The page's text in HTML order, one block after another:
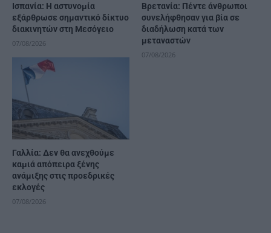
Ισπανία: Η αστυνομία
εξάρθρωσε σημαντικό δίκτυο
διακινητών στη Μεσόγειο
07/08/2026
Βρετανία: Πέντε άνθρωποι
συνελήφθησαν για βία σε
διαδήλωση κατά των
μεταναστών
07/08/2026
Γαλλία: Δεν θα ανεχθούμε
καμιά απόπειρα ξένης
ανάμιξης στις προεδρικές
εκλογές
07/08/2026